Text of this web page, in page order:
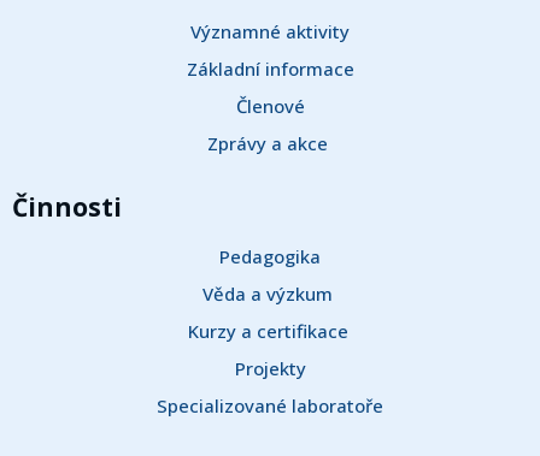
Významné aktivity
Základní informace
Členové
Zprávy a akce
Činnosti
Pedagogika
Věda a výzkum
Kurzy a certifikace
Projekty
Specializované laboratoře